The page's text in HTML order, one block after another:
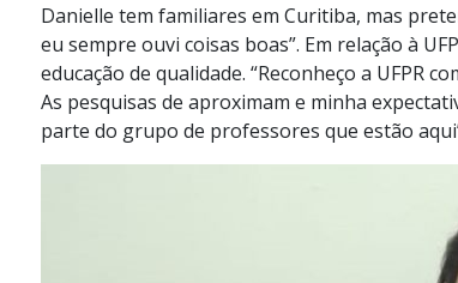
Danielle tem familiares em Curitiba, mas
eu sempre ouvi coisas boas”. Em relação à
educação de qualidade. “Reconheço a
As pesquisas de aproximam e minha
parte do grupo de professores que estão